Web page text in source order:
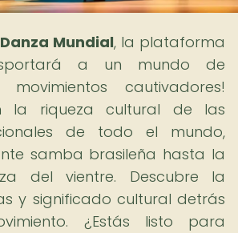
Danza Mundial, la plataforma
a un mundo de
cautivadores!
la riqueza cultural de las
de todo el mundo,
samba brasileña hasta la
del vientre. Descubre la
y significado cultural detrás
¿Estás listo para